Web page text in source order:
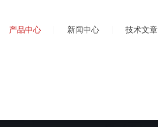
产品中心 新闻中心 技术文章